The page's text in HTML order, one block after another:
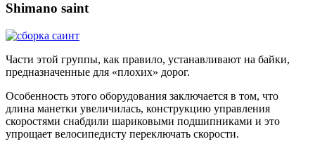
Shimano saint
Части этой группы, как правило, устанавливают на байки,
предназначенные для «плохих» дорог.
Особенность этого оборудования заключается в том, что
длина манетки увеличилась, конструкцию управления
скоростями снабдили шариковыми подшипниками и это
упрощает велосипедисту переключать скорости.